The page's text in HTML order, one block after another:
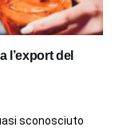
l’export del
sconosciuto